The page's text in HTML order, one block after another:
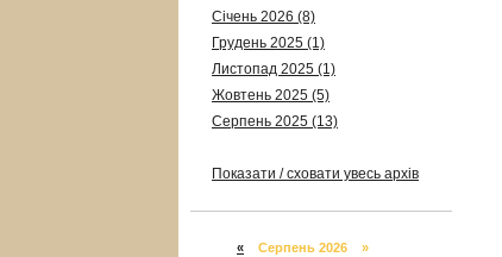
Січень 2026 (8)
Грудень 2025 (1)
Листопад 2025 (1)
Жовтень 2025 (5)
Серпень 2025 (13)
Показати / сховати увесь архів
« Серпень 2026 »